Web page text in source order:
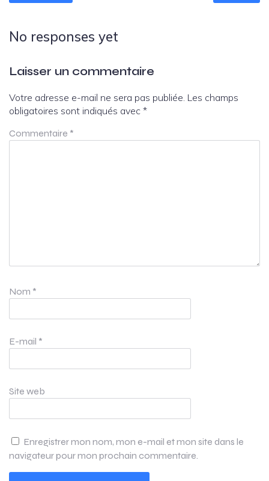
No responses yet
Laisser un commentaire
Votre adresse e-mail ne sera pas publiée. Les champs
obligatoires sont indiqués avec *
Commentaire *
Nom *
E-mail *
Site web
Enregistrer mon nom, mon e-mail et mon site dans le
navigateur pour mon prochain commentaire.